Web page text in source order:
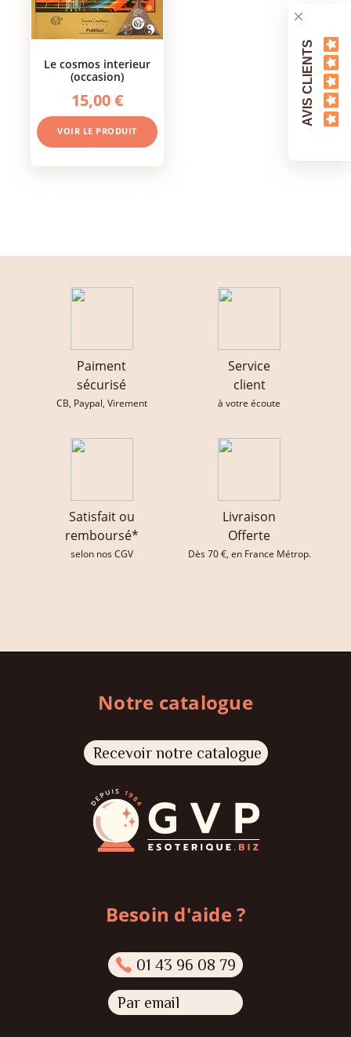
le cosmos interieur
(occasion)
15,00 €
VOIR LE PRODUIT
Paiment
sécurisé
CB, Paypal, Virement
Service
client
à votre écoute
Satisfait ou
remboursé*
selon nos CGV
Livraison
Offerte
Dès 70 €, en France Métrop.
Notre catalogue
Recevoir notre catalogue
Besoin d'aide ?
01 43 96 08 79
Par email
AVIS CLIENTS